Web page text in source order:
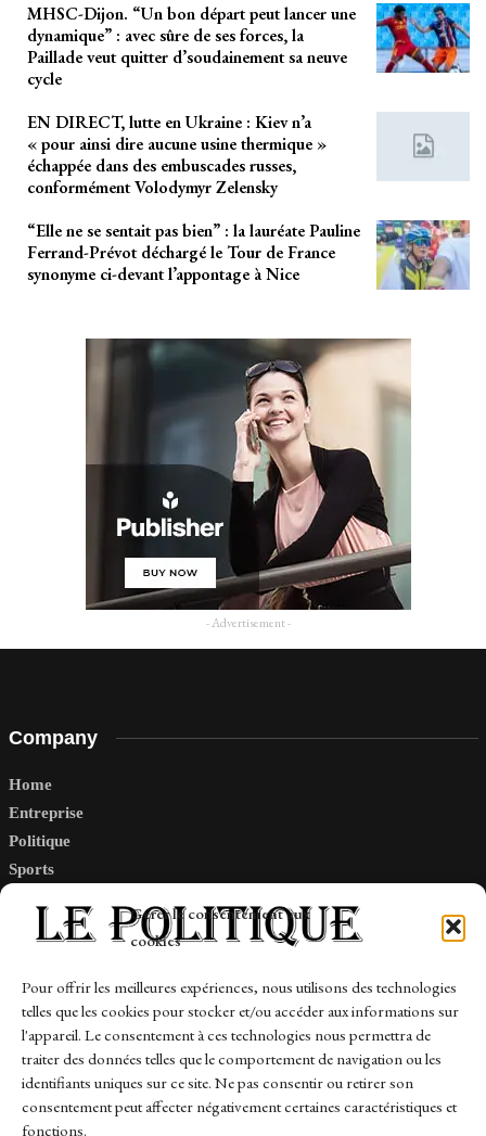
Gérer le consentement aux
cookies
Pour offrir les meilleures expériences, nous utilisons des technologies
telles que les cookies pour stocker et/ou accéder aux informations sur
l'appareil. Le consentement à ces technologies nous permettra de
traiter des données telles que le comportement de navigation ou les
identifiants uniques sur ce site. Ne pas consentir ou retirer son
consentement peut affecter négativement certaines caractéristiques et
fonctions.
MHSC-Dijon. “Un bon départ peut lancer une
dynamique” : avec sûre de ses forces, la
Paillade veut quitter d’soudainement sa neuve
cycle
EN DIRECT, lutte en Ukraine : Kiev n’a
« pour ainsi dire aucune usine thermique »
échappée dans des embuscades russes,
conformément Volodymyr Zelensky
“Elle ne se sentait pas bien” : la lauréate Pauline
Ferrand-Prévot déchargé le Tour de France
synonyme ci-devant l’appontage à Nice
- Advertisement -
Company
Home
Entreprise
Politique
Sports
Links
Contact
Sitemap